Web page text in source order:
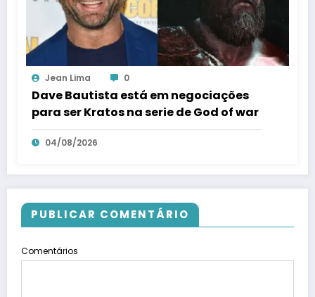
Jean Lima 0
Dave Bautista está em negociações
para ser Kratos na serie de God of war
04/08/2026
PUBLICAR COMENTÁRIO
Comentários